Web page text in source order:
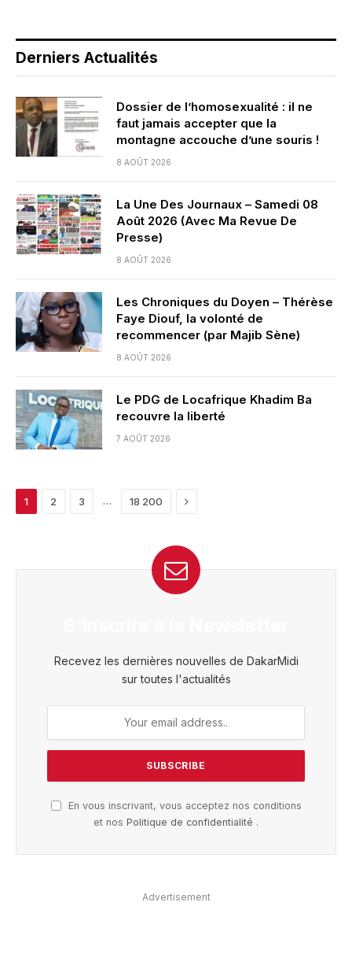
Derniers Actualités
Dossier de l’homosexualité : il ne
faut jamais accepter que la
montagne accouche d’une souris !
8 AOÛT 2026
La Une Des Journaux – Samedi 08
Août 2026 (Avec Ma Revue De
Presse)
8 AOÛT 2026
Les Chroniques du Doyen – Thérèse
Faye Diouf, la volonté de
recommencer (par Majib Sène)
8 AOÛT 2026
Le PDG de Locafrique Khadim Ba
recouvre la liberté
7 AOÛT 2026
1 2 3 … 18 200 Next
Recevez les dernières nouvelles de DakarMidi
sur toutes l'actualités
En vous inscrivant, vous acceptez nos conditions
et nos Politique de confidentialité .
Advertisement